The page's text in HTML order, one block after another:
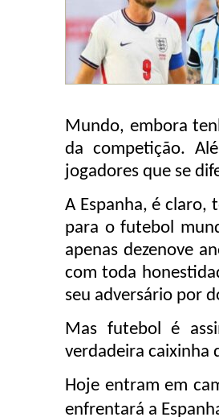
Mundo, embora
da competição.
jogadores que se
A Espanha, é claro,
para o futebol
apenas dezenove
com toda
seu adversário por
Mas futebol é
verdadeira caixinha
Hoje entram em
enfrentará a